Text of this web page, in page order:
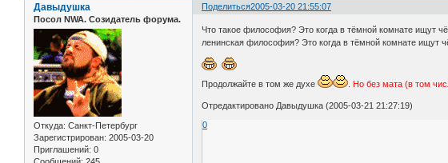
Поделиться2005-03-20 21:55:07
Давыдушка
Посол NWA. Созидатель форума.
Откуда: Санкт-Петербург
Зарегистрирован: 2005-03-20
Приглашений: 0
Что такое философия? Это когда в тёмной комнате ищут
ленинская философия? Это когда в тёмной комнате ищут
Продолжайте в том же духе Но без мата (в том
Отредактировано Давыдушка (2005-03-21 21:27:19)
0